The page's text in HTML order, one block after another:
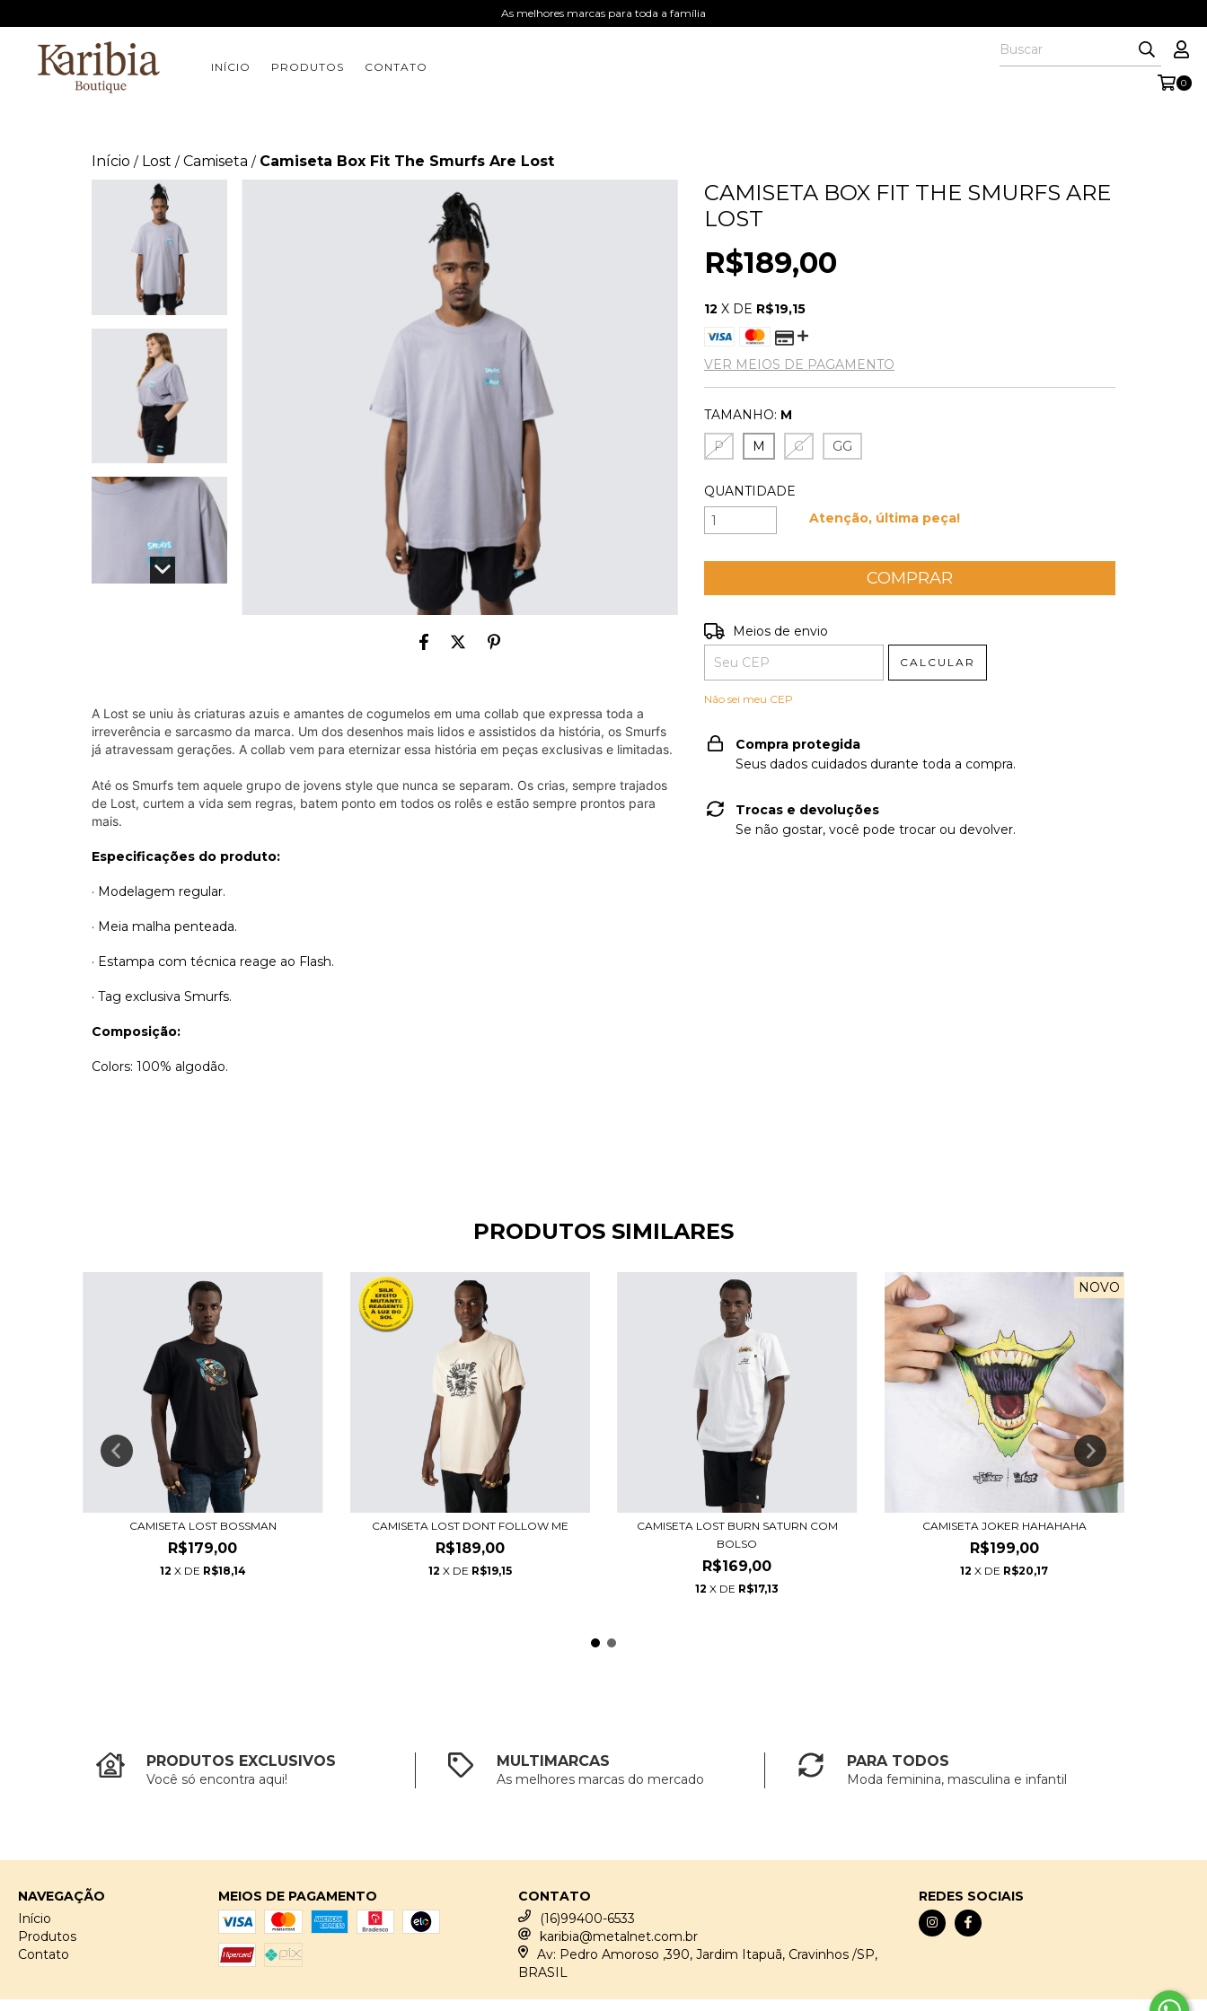
As melhores marcas para toda a família
INÍCIO PRODUTOS CONTATO
0
Início / Lost / Camiseta / Camiseta Box Fit The Smurfs Are Lost
A Lost se uniu às criaturas azuis e amantes de cogumelos em uma collab que expressa toda a
irreverência e sarcasmo da marca. Um dos desenhos mais lidos e assistidos da história, os Smurfs
já atravessam gerações. A collab vem para eternizar essa história em peças exclusivas e limitadas.
Até os Smurfs tem aquele grupo de jovens style que nunca se separam. Os crias, sempre trajados
de Lost, curtem a vida sem regras, batem ponto em todos os rolês e estão sempre prontos para
mais.
Especificações do produto:
· Modelagem regular.
· Meia malha penteada.
· Estampa com técnica reage ao Flash.
· Tag exclusiva Smurfs.
Composição:
Colors: 100% algodão.
CAMISETA BOX FIT THE SMURFS ARE
LOST
R$189,00
12 X DE R$19,15
VER MEIOS DE PAGAMENTO
TAMANHO: M
P
M G GG
QUANTIDADE
Atenção, última peça!
Entregas para o CEP:
Meios de envio
CALCULAR
Não sei meu CEP
Compra protegida
Seus dados cuidados durante toda a compra.
Trocas e devoluções
Se não gostar, você pode trocar ou devolver.
PRODUTOS SIMILARES
CAMISETA LOST BOSSMAN
R$179,00
12 X DE R$18,14
CAMISETA LOST DONT FOLLOW ME
R$189,00
12 X DE R$19,15
CAMISETA LOST BURN SATURN COM
BOLSO
R$169,00
12 X DE R$17,13
NOVO
CAMISETA JOKER HAHAHAHA
R$199,00
12 X DE R$20,17
PRODUTOS EXCLUSIVOS
Você só encontra aqui!
MULTIMARCAS
As melhores marcas do mercado
PARA TODOS
Moda feminina, masculina e infantil
NAVEGAÇÃO
Início
Produtos
Contato
MEIOS DE PAGAMENTO
CONTATO
(16)99400-6533
karibia@metalnet.com.br
Av: Pedro Amoroso ,390, Jardim Itapuã, Cravinhos /SP,
BRASIL
REDES SOCIAIS